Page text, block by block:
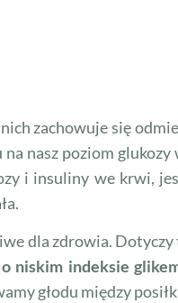
zachowuje się
nasz poziom
i insuliny we krwi,
dla zdrowia. Dotyczy
niskim indeksie
głodu między